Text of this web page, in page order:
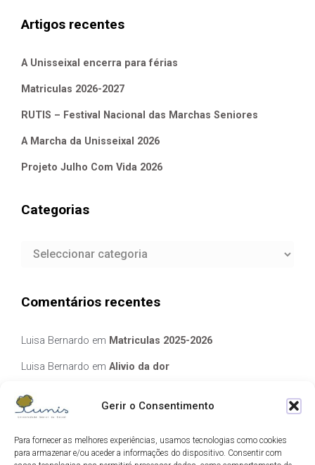
Gerir o Consentimento
Para fornecer as melhores experiências, usamos tecnologias como cookies
para armazenar e/ou aceder a informações do dispositivo. Consentir com
Artigos recentes
A Unisseixal encerra para férias
Matriculas 2026-2027
RUTIS – Festival Nacional das Marchas Seniores
A Marcha da Unisseixal 2026
Projeto Julho Com Vida 2026
Categorias
Categorias
Comentários recentes
Luisa Bernardo em Matriculas 2025-2026
Luisa Bernardo em Alivio da dor
Manuela Silva
elisabete Garcia Fernandes Serra
Luis GuedesemEcos de Camilo